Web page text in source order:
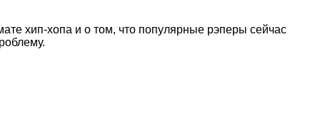
хип-хопа и о том, что популярные рэперы сейчас